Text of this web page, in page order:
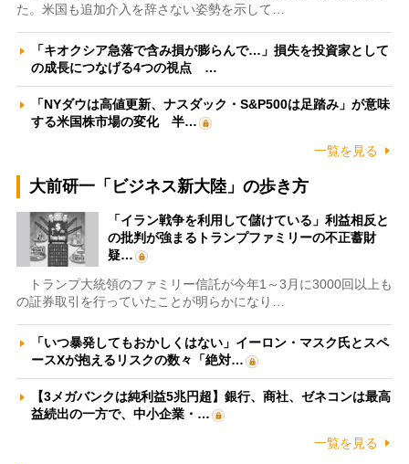
た。米国も追加介入を辞さない姿勢を示して…
「キオクシア急落で含み損が膨らんで…」損失を投資家として
の成長につなげる4つの視点 …
「NYダウは高値更新、ナスダック・S&P500は足踏み」が意味
する米国株市場の変化 半…
一覧を見る
大前研一「ビジネス新大陸」の歩き方
「イラン戦争を利用して儲けている」利益相反と
の批判が強まるトランプファミリーの不正蓄財
疑…
トランプ大統領のファミリー信託が今年1～3月に3000回以上も
の証券取引を行っていたことが明らかになり…
「いつ暴発してもおかしくはない」イーロン・マスク氏とスペ
ースXが抱えるリスクの数々「絶対…
【3メガバンクは純利益5兆円超】銀行、商社、ゼネコンは最高
益続出の一方で、中小企業・…
一覧を見る